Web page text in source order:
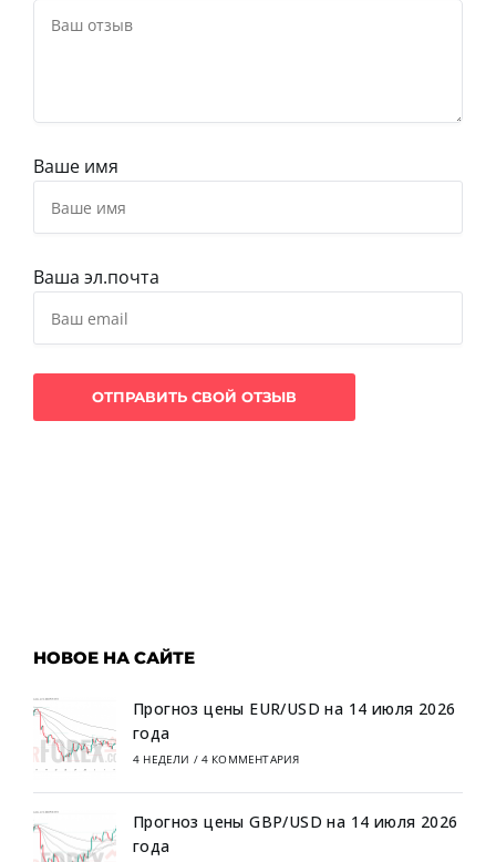
Ваше имя
Ваша эл.почта
НОВОЕ НА САЙТЕ
Прогноз цены EUR/USD на 14 июля 2026
года
4 НЕДЕЛИ / 4 КОММЕНТАРИЯ
Прогноз цены GBP/USD на 14 июля 2026
года